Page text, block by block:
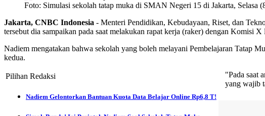
Foto: Simulasi sekolah tatap muka di SMAN Negeri 15 di Jakarta, Selasa
Jakarta, CNBC Indonesia - Menteri Pendidikan, Kebudayaan, Riset, dan
tersebut dia sampaikan pada saat melakukan rapat kerja (raker) dengan
Nadiem mengatakan bahwa sekolah yang boleh melayani Pembelajaran Tatap
kedua.
Pilihan Redaksi
Nadiem Gelontorkan Bantuan Kuota Data Belajar Online Rp6,8 T!
"Pada saat
yang wajib